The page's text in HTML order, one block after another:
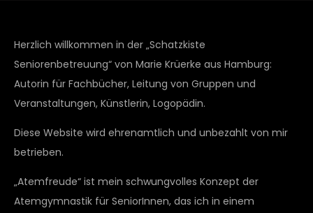
Herzlich willkommen in der „Schatzkiste
Seniorenbetreuung“ von Marie Krüerke aus Hamburg:
Autorin für Fachbücher, Leitung von Gruppen und
Veranstaltungen, Künstlerin, Logopädin.
Diese Website wird ehrenamtlich und unbezahlt von mir
betrieben.
„Atemfreude“ ist mein schwungvolles Konzept der
Atemgymnastik für SeniorInnen, das ich in einem